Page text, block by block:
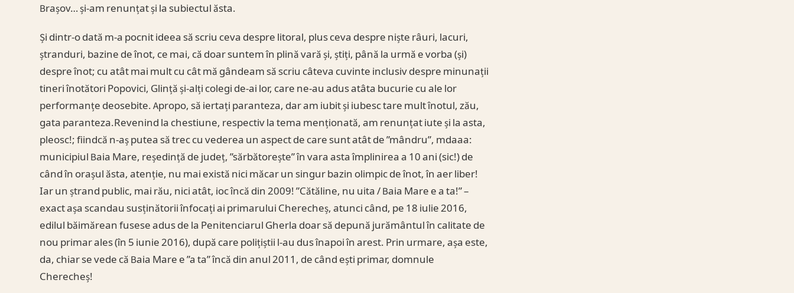
Brașov… și-am renunțat și la subiectul ăsta.
Și dintr-o dată m-a pocnit ideea să scriu ceva despre litoral, plus ceva despre niște râuri, lacuri,
ștranduri, bazine de înot, ce mai, că doar suntem în plină vară și, știți, până la urmă e vorba (și)
despre înot; cu atât mai mult cu cât mă gândeam să scriu câteva cuvinte inclusiv despre minunații
tineri înotători Popovici, Glință și-alți colegi de-ai lor, care ne-au adus atâta bucurie cu ale lor
performanțe deosebite. Apropo, să iertați paranteza, dar am iubit și iubesc tare mult înotul, zău,
gata paranteza.Revenind la chestiune, respectiv la tema menționată, am renunțat iute și la asta,
pleosc!; fiindcă n-aș putea să trec cu vederea un aspect de care sunt atât de ”mândru”, mdaaa:
municipiul Baia Mare, reședință de județ, ”sărbătorește” în vara asta împlinirea a 10 ani (sic!) de
când în orașul ăsta, atenție, nu mai există nici măcar un singur bazin olimpic de înot, în aer liber!
Iar un ștrand public, mai rău, nici atât, ioc încă din 2009! ”Cătăline, nu uita / Baia Mare e a ta!” –
exact așa scandau susținătorii înfocați ai primarului Cherecheș, atunci când, pe 18 iulie 2016,
edilul băimărean fusese adus de la Penitenciarul Gherla doar să depună jurământul în calitate de
nou primar ales (în 5 iunie 2016), după care polițiștii l-au dus înapoi în arest. Prin urmare, așa este,
da, chiar se vede că Baia Mare e ”a ta” încă din anul 2011, de când ești primar, domnule
Cherecheș!